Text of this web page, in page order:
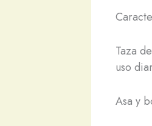
Taza
uso
Asa y